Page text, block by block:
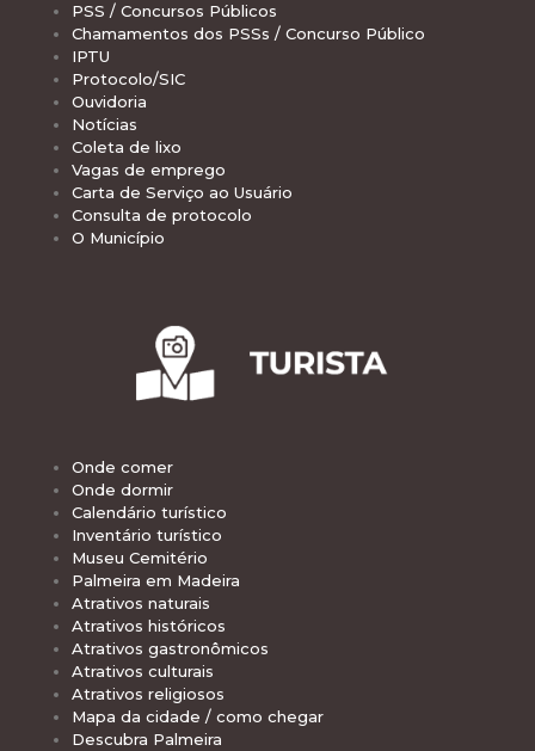
PSS / Concursos Públicos
Chamamentos dos PSSs / Concurso Público
IPTU
Protocolo/SIC
Ouvidoria
Notícias
Coleta de lixo
Vagas de emprego
Carta de Serviço ao Usuário
Consulta de protocolo
O Município
Onde comer
Onde dormir
Calendário turístico
Inventário turístico
Museu Cemitério
Palmeira em Madeira
Atrativos naturais
Atrativos históricos
Atrativos gastronômicos
Atrativos culturais
Atrativos religiosos
Mapa da cidade / como chegar
Descubra Palmeira